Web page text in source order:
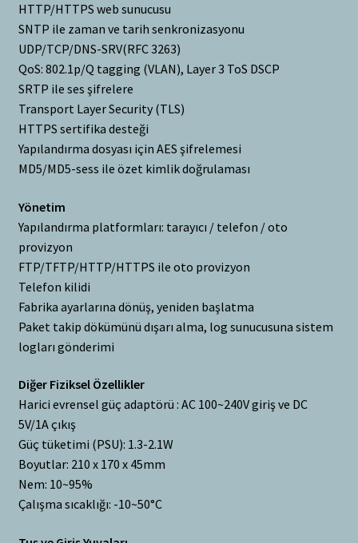
HTTP/HTTPS web sunucusu
SNTP ile zaman ve tarih senkronizasyonu
UDP/TCP/DNS-SRV(RFC 3263)
QoS: 802.1p/Q tagging (VLAN), Layer 3 ToS DSCP
SRTP ile ses şifrelere
Transport Layer Security (TLS)
HTTPS sertifika desteği
Yapılandırma dosyası için AES şifrelemesi
MD5/MD5-sess ile özet kimlik doğrulaması
Yönetim
Yapılandırma platformları: tarayıcı / telefon / oto
provizyon
FTP/TFTP/HTTP/HTTPS ile oto provizyon
Telefon kilidi
Fabrika ayarlarına dönüş, yeniden başlatma
Paket takip dökümünü dışarı alma, log sunucusuna sistem
logları gönderimi
Diğer Fiziksel Özellikler
Harici evrensel güç adaptörü : AC 100~240V giriş ve DC
5V/1A çıkış
Güç tüketimi (PSU): 1.3-2.1W
Boyutlar: 210 x 170 x 45mm
Nem: 10~95%
Çalışma sıcaklığı: -10~50°C